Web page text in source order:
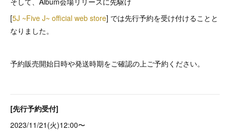
[5J ~Five J~ official web store] では先行予約を受け付けることと
なりました。
予約販売開始日時や発送時期をご確認の上ご予約ください。
[先行予約受付]
2023/11/21(火)12:00〜